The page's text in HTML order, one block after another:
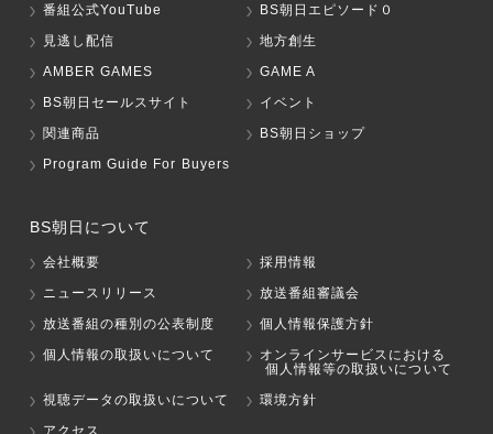
番組公式YouTube
BS朝日エピソード０
見逃し配信
地方創生
AMBER GAMES
GAME A
BS朝日セールスサイト
イベント
関連商品
BS朝日ショップ
Program Guide For Buyers
BS朝日について
会社概要
採用情報
ニュースリリース
放送番組審議会
放送番組の種別の公表制度
個人情報保護方針
個人情報の取扱いについて
オンラインサービスにおける
個人情報等の取扱いについて
視聴データの取扱いについて
環境方針
アクセス